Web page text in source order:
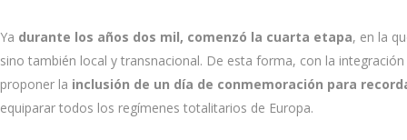
Ya durante los años dos mil, comenzó la cuarta etapa, en la
sino también local y transnacional. De esta forma, con la
proponer la inclusión de un día de conmemoración para
equiparar todos los regímenes totalitarios de Europa.